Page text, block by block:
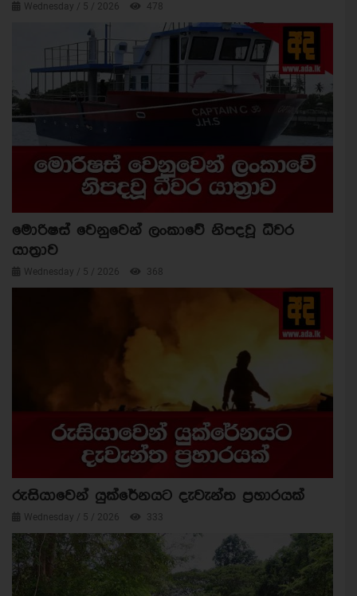
Wednesday / 5 / 2026 478
මොරිෂස් වෙනුවෙන් ලංකාවේ නිපදවූ ධීවර
යාත්‍රාව
Wednesday / 5 / 2026 368
රුසියාවෙන් යුක්රේනයට දැවැන්ත ප්‍රහාරයක්
Wednesday / 5 / 2026 333